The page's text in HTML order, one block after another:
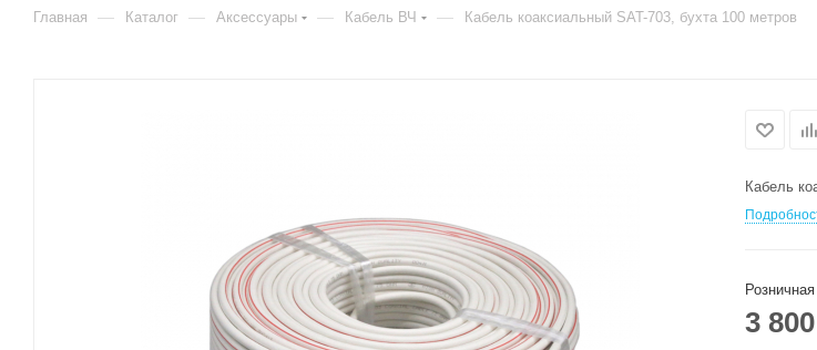
Главная — Каталог — Аксессуары — Кабель ВЧ — Кабель коаксиальный SAT-703, бухта 100 метров
Кабель
3 800